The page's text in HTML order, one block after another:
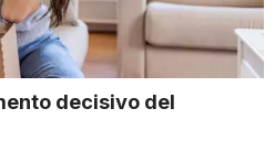
decisivo del